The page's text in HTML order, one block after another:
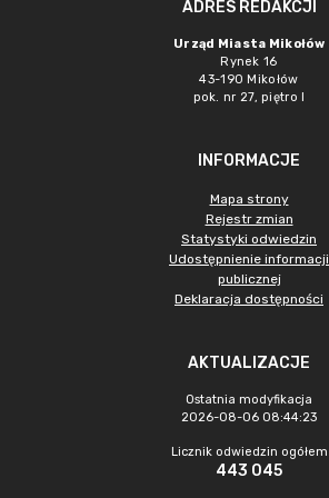
ADRES REDAKCJI
Urząd Miasta Mikołów
Rynek 16
43-190 Mikołów
pok. nr 27, piętro I
INFORMACJE
Mapa strony
Rejestr zmian
Statystyki odwiedzin
Udostępnienie informacji
publicznej
Deklaracja dostępności
AKTUALIZACJE
Ostatnia modyfikacja
2026-08-06 08:44:23
Licznik odwiedzin ogółem
443 045